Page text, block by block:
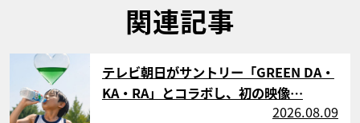
関連記事
テレビ朝日がサントリー「GREEN DA・
KA・RA」とコラボし、初の映像…
2026.08.09